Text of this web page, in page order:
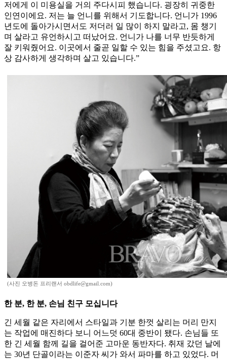
저에게 이 미용실을 거의 주다시피 했습니다. 굉장히 귀중한
인연이에요. 저는 늘 언니를 위해서 기도합니다. 언니가 1996
년도에 돌아가시면서도 저더러 일 많이 하지 말라고, 몸 챙기
며 살라고 유언하시고 떠났어요. 언니가 나를 너무 반듯하게
잘 키워줬어요. 이곳에서 줄곧 일할 수 있는 힘을 주셨고요. 항
상 감사하게 생각하며 살고 있습니다.”
(사진 오병돈 프리랜서 obdlife@gmail.com)
한 분, 한 분, 손님 친구 모십니다
긴 세월 같은 자리에서 스타일과 기분 한껏 살리는 머리 만지
는 작업에 매진하다 보니 어느덧 60대 중반이 됐다. 손님들 또
한 긴 세월 함께 길을 걸어준 고마운 동반자다. 취재 갔던 날에
는 30년 단골이라는 이준자 씨가 와서 파마를 하고 있었다. 머